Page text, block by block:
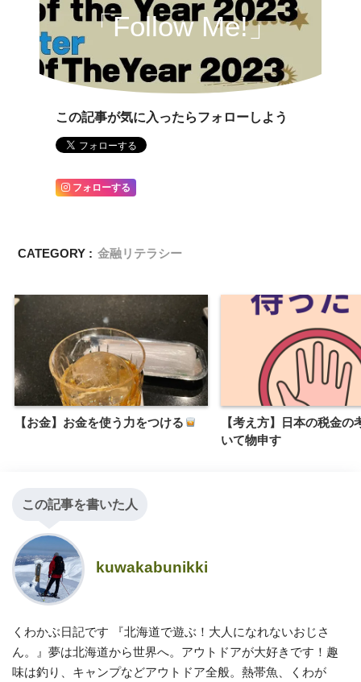
「Follow Me!」
この記事が気に入ったらフォローしよう
フォローする
CATEGORY : 金融リテラシー
【お金】お金を使う力をつける
【考え方】日本の税金の
いて物申す
この記事を書いた人
kuwakabunikki
くわかぶ日記です 『北海道で遊ぶ！大人になれないおじさ
ん。』夢は北海道から世界へ。アウトドアが大好きです！趣
味は釣り、キャンプなどアウトドア全般。熱帯魚、くわが